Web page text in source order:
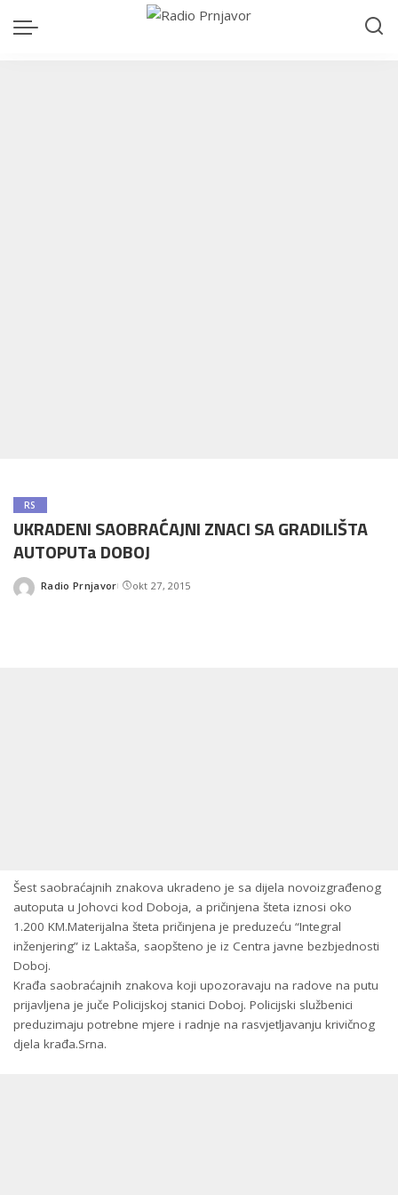
RS
UKRADENI SAOBRAĆAJNI ZNACI SA GRADILIŠTA
AUTOPUTa DOBOJ
Posted
Radio Prnjavor okt 27, 2015
Šest saobraćajnih znakova ukradeno je sa dijela novoizgrađenog
autoputa u Johovci kod Doboja, a pričinjena šteta iznosi oko
1.200 KM.Materijalna šteta pričinjena je preduzeću “Integral
inženjering” iz Laktaša, saopšteno je iz Centra javne bezbjednosti
Doboj.
Krađa saobraćajnih znakova koji upozoravaju na radove na putu
prijavljena je juče Policijskoj stanici Doboj. Policijski službenici
preduzimaju potrebne mjere i radnje na rasvjetljavanju krivičnog
djela krađa.Srna.